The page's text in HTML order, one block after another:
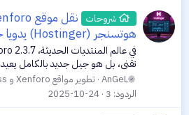
شروحات
هوتسنجر (Hostinger) يدويا خطوة خطوة بالتفصيل
تقني، بل هو جيل جديد بالكامل يعيد
التشغيل، ليمنحك أداءً أسرع
يتطلب دقة في كل خطوة...
AnGeL تطوير مواقع Xenforo و WordPress
الردود 3
2025-10-24